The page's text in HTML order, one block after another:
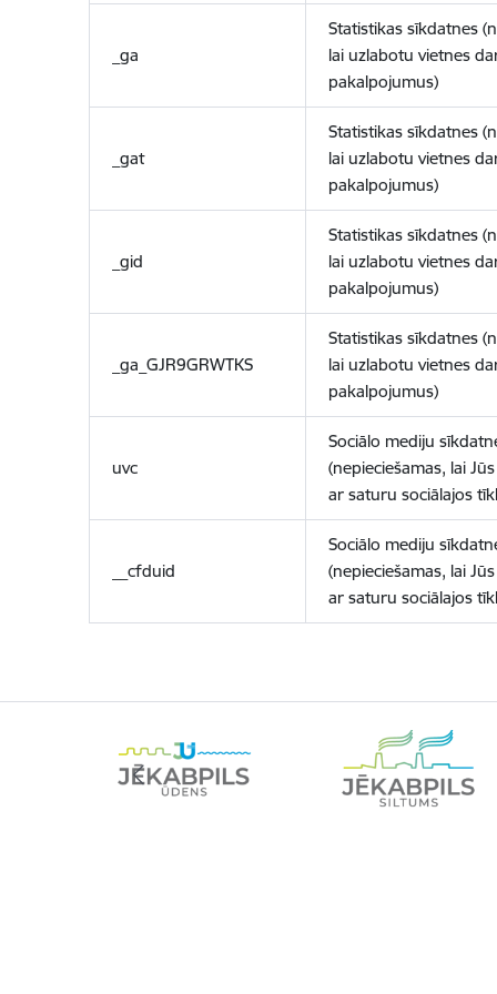
_ga
Statistikas sīkdatnes
lai uzlabotu vietnes
pakalpojumus)
_gat
Statistikas sīkdatnes
lai uzlabotu vietnes
pakalpojumus)
_gid
Statistikas sīkdatnes
lai uzlabotu vietnes
pakalpojumus)
_ga_GJR9GRWTKS
Statistikas sīkdatnes
lai uzlabotu vietnes
pakalpojumus)
uvc
Sociālo mediju
(nepieciešamas, lai
ar saturu sociālajos
__cfduid
Sociālo mediju
(nepieciešamas, lai
ar saturu sociālajos